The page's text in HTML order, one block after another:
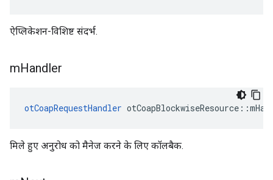
ऐप्लिकेशन-विशिष्ट संदर्भ.
mHandler
otCoapRequestHandler otCoapBlockwiseResource ::
मिले हुए अनुरोध को मैनेज करने के लिए कॉलबैक.